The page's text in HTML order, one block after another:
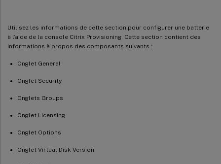
Utilisez les informations de cette section pour configurer une batterie
à l’aide de la console Citrix Provisioning. Cette section contient des
informations à propos des composants suivants :
Onglet General
Onglet Security
Onglets Groups
Onglet Licensing
Onglet Options
Onglet Virtual Disk Version
Démarrage de l’assistant de configuration
Topologie réseau
Sélectionner le serveur de licences
Configuration des paramètres de compte d’utilisateur